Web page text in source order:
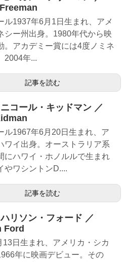
ル1937年6月1日生まれ、アメ
シー州出身。1980年代から映
。アカデミー賞には4度ノミネ
2004年...
記事を読む
ニコール・キッドマン ／
ル1967年6月20日生まれ、ア
ワイ出身。オーストラリア系
にハワイ・ホノルルで生まれ
やワシントンD....
記事を読む
ハリソン・フォード ／
Ford
13日生まれ、アメリカ・シカ
年に映画デビュー。その